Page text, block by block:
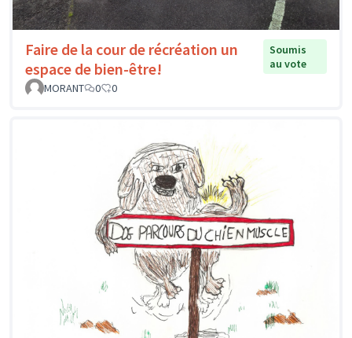
Faire de la cour de récréation un
espace de bien-être!
Soumis
au vote
MORANT
0 0